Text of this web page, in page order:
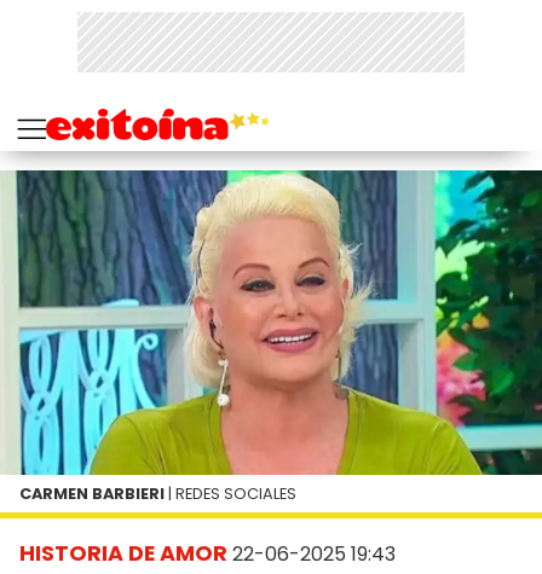
HISTORIA DE AMOR 22-06-2025 19:43
CARMEN BARBIERI | REDES SOCIALES